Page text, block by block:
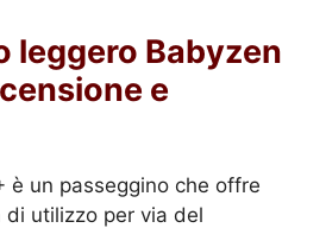
leggero Babyzen
e
è un passeggino che offre
utilizzo per via del